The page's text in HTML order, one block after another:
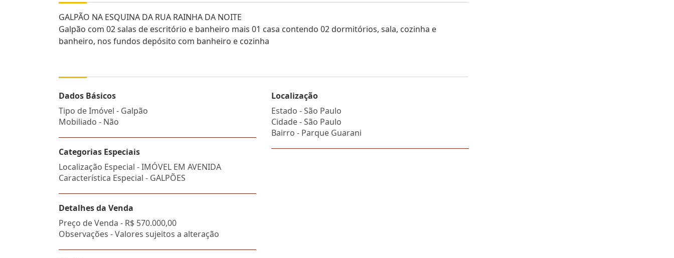
GALPÃO NA ESQUINA DA RUA RAINHA DA NOITE
Galpão com 02 salas de escritório e banheiro mais 01 casa contendo 02 dormitórios, sala, cozinha e
banheiro, nos fundos depósito com banheiro e cozinha
Dados Básicos
Tipo de Imóvel - Galpão
Mobiliado - Não
Categorias Especiais
Localização Especial - IMÓVEL EM AVENIDA
Característica Especial - GALPÕES
Detalhes da Venda
Preço de Venda - R$ 570.000,00
Observações - Valores sujeitos a alteração
Localização
Estado -São Paulo
Cidade -São Paulo
Bairro - Parque Guarani